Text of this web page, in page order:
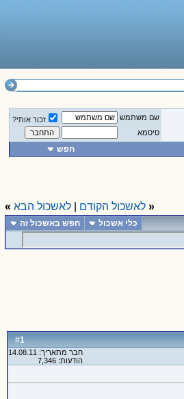
שם משתמש
זכור אותי?
סיסמא
חפש
« לאשכול הקודם לאשכול הבא »
כלי אשכול חפש באשכול זה
#
1
חבר מתאריך: 14.08.11
הודעות: 7,346